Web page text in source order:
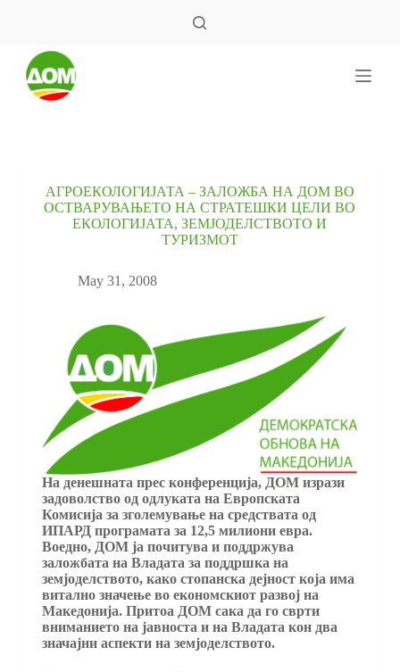
АГРОЕКОЛОГИЈАТА – ЗАЛОЖБА НА ДОМ ВО
ОСТВАРУВАЊЕТО НА СТРАТЕШКИ ЦЕЛИ ВО
ЕКОЛОГИЈАТА, ЗЕМЈОДЕЛСТВОТО И
ТУРИЗМОТ
May 31, 2008
На денешната прес конференција, ДОМ изрази
задоволство од одлуката на Европската
Комисија за зголемување на средствата од
ИПАРД програмата за 12,5 милиони евра.
Воедно, ДОМ ја почитува и поддржува
заложбата на Владата за поддршка на
земјоделството, како стопанска дејност која има
витално значење во економскиот развој на
Македонија. Притоа ДОМ сака да го сврти
вниманието на јавноста и на Владата кон два
значајни аспекти на земјоделството.